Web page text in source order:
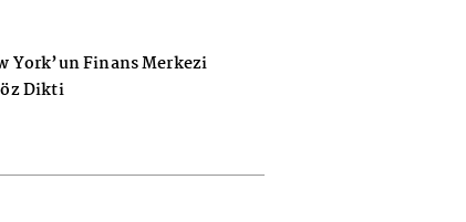
York’un Finans Merkezi
Dikti